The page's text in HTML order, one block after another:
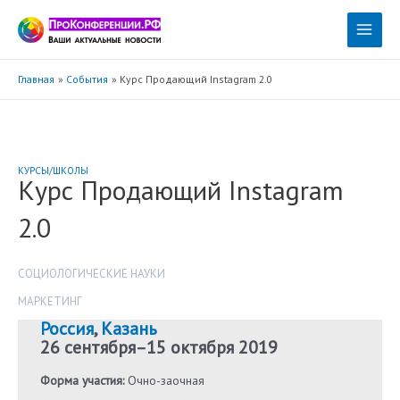
содержимому
Main
Главная События Курс Продающий Instagram 2.0
КУРСЫ/ШКОЛЫ
Курс Продающий Instagram
2.0
СОЦИОЛОГИЧЕСКИЕ НАУКИ
МАРКЕТИНГ
Россия,Казань
26 сентября–15 октября 2019
Форма участия:Очно-заочная